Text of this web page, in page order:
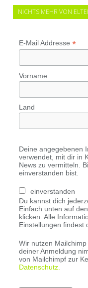
NICHTS MEHR VON
E-Mail Addresse *
Vorname
Land
Deine angegebenen
verwendet, mit dir in
News zu vermitteln.
einverstanden bist.
einverstanden
Du kannst dich
Einfach unten auf
klicken. Alle
Einstellungen findest
Wir nutzen
deiner Anmeldung
von Mailchimpf zur
Datenschutz.